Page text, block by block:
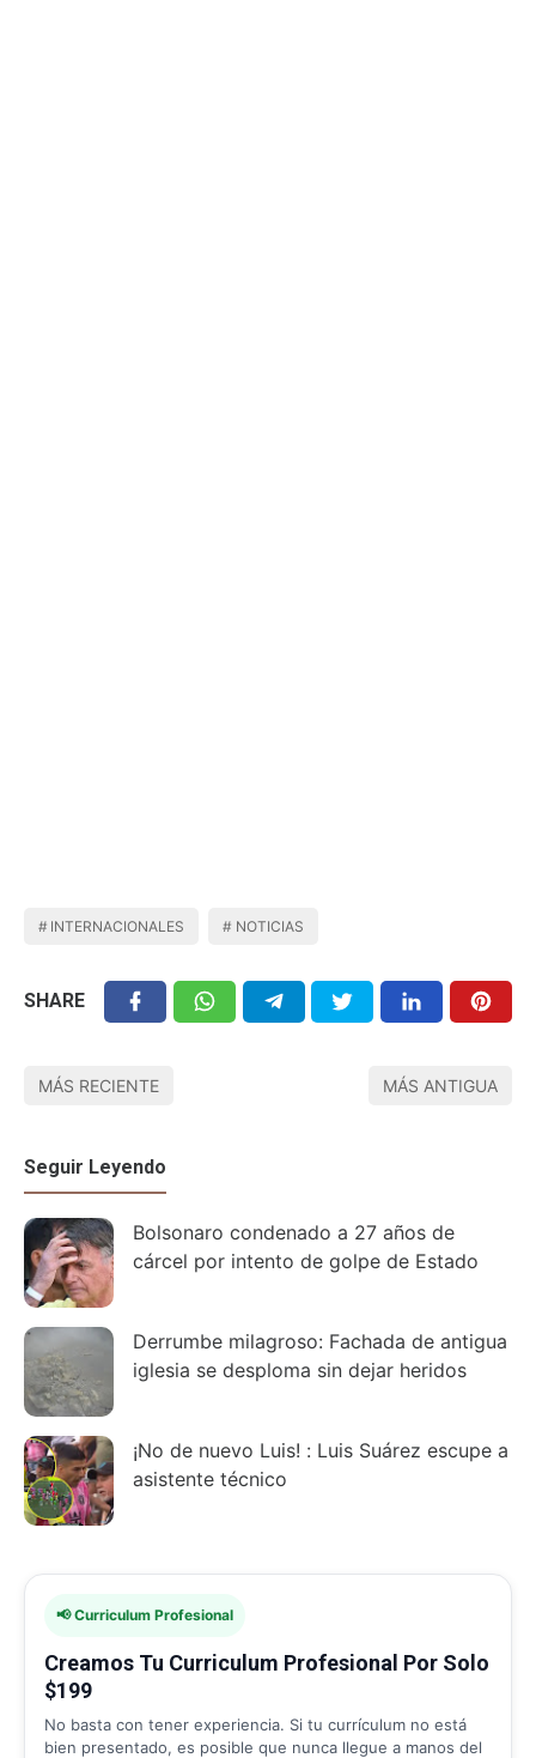
INTERNACIONALES NOTICIAS
SHARE
MÁS RECIENTE MÁS ANTIGUA
Seguir Leyendo
Bolsonaro condenado a 27 años de
cárcel por intento de golpe de Estado
Derrumbe milagroso: Fachada de antigua
iglesia se desploma sin dejar heridos
¡No de nuevo Luis! : Luis Suárez escupe a
asistente técnico
📢 Curriculum Profesional
Creamos Tu Curriculum Profesional Por Solo
$199
No basta con tener experiencia. Si tu currículum no está
bien presentado, es posible que nunca llegue a manos del